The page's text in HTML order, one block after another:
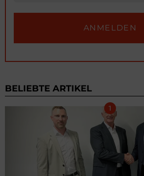
BELIEBTE ARTIKEL